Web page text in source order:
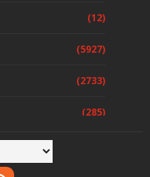
(12)
(5927)
(2733)
(285)